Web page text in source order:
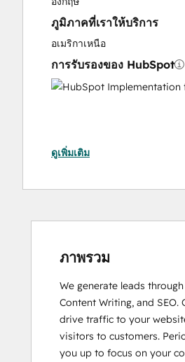
Sales Coaching and
Sales Enablement
Search Engine
Social Media
Video Production
Website Design
ภูมิภาคที่เราให้บริการ
อเมริกาเหนือ
การรับรองของ HubSpot
HubSpot Marketing Hub
HubSpot Solutions
ดูเพิ่มเติม
ภาพรวม
We generate leads
Content Writing, and SEO.
drive traffic to your
visitors to customers.
you up to focus on your